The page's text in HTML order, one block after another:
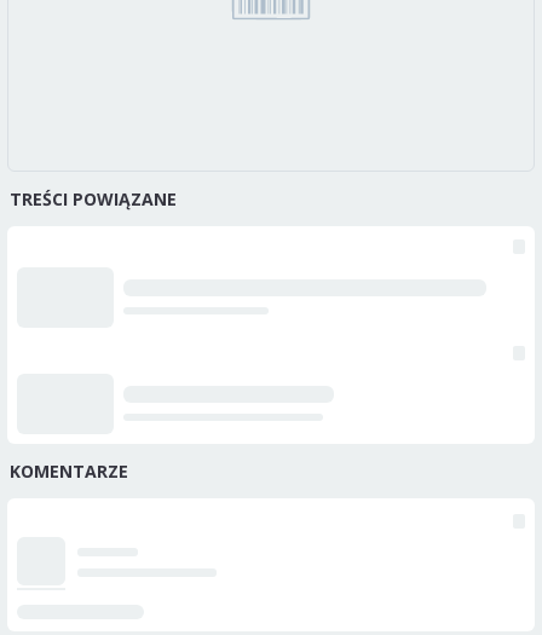
TREŚCI POWIĄZANE
KOMENTARZE